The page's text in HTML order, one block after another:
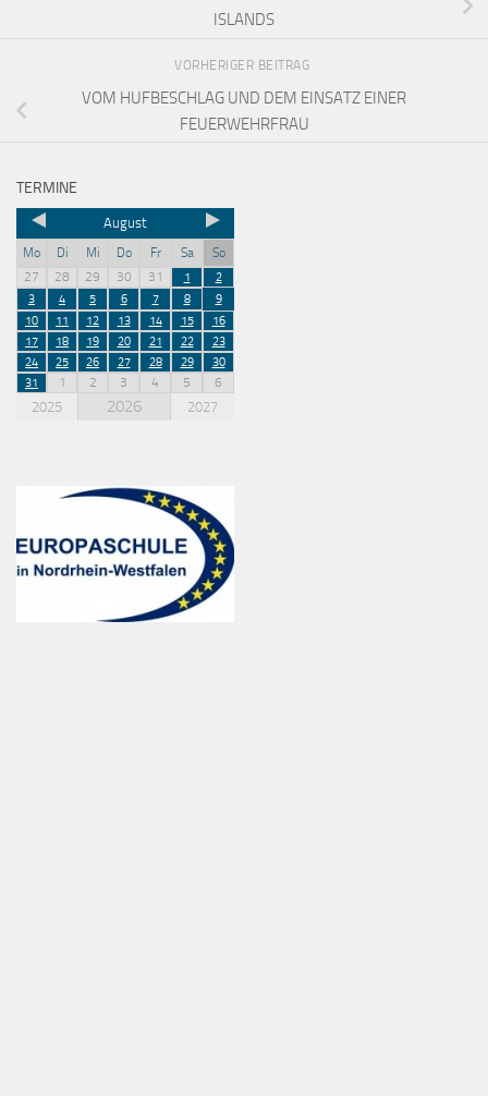
ISLANDS
VORHERIGER BEITRAG
VOM HUFBESCHLAG UND DEM EINSATZ EINER
FEUERWEHRFRAU
TERMINE
August
Mo Di Mi Do Fr Sa
So
27
28 29 30 31 1
2
3
4 5 6 7 8
9
10
11 12 13 14 15
16
17
18 19 20 21 22
23
24
25 26 27 28 29
30
31
1 2 3 4 5 6
2025 2026 2027